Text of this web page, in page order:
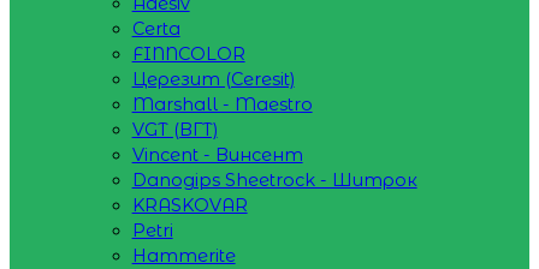
Certa
FINNCOLOR
Церезит (Ceresit)
Marshall - Maestro
VGT (ВГТ)
Vincent - Винсент
Danogips Sheetrock - Шитрок
KRASKOVAR
Petri
Hammerite